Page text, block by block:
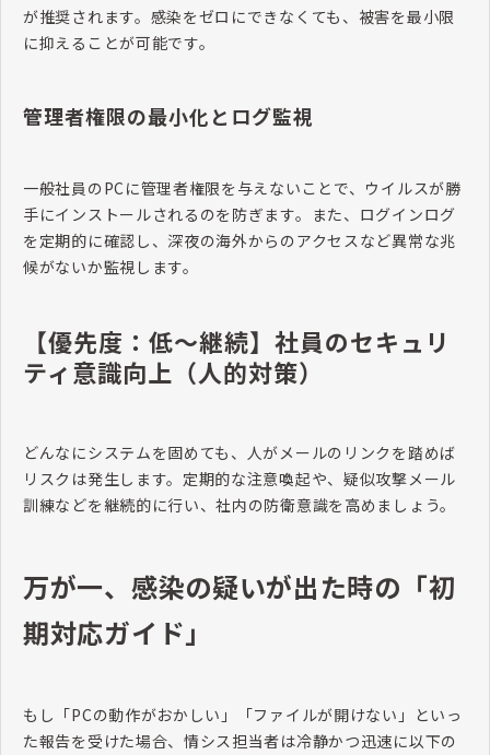
が推奨されます。感染をゼロにできなくても、被害を最小限
に抑えることが可能です。
管理者権限の最小化とログ監視
一般社員のPCに管理者権限を与えないことで、ウイルスが勝
手にインストールされるのを防ぎます。また、ログインログ
を定期的に確認し、深夜の海外からのアクセスなど異常な兆
候がないか監視します。
【優先度：低〜継続】社員のセキュリ
ティ意識向上（人的対策）
どんなにシステムを固めても、人がメールのリンクを踏めば
リスクは発生します。定期的な注意喚起や、疑似攻撃メール
訓練などを継続的に行い、社内の防衛意識を高めましょう。
万が一、感染の疑いが出た時の「初
期対応ガイド」
もし「PCの動作がおかしい」「ファイルが開けない」といっ
た報告を受けた場合、情シス担当者は冷静かつ迅速に以下の